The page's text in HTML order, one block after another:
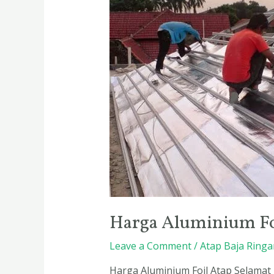
Harga Aluminium
Leave a Comment/Atap Baja
Harga Aluminium Foil Atap
Aluminium
Foil
Atap